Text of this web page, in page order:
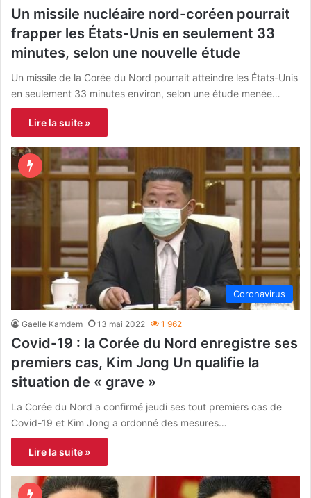
Un missile nucléaire nord-coréen pourrait
frapper les États-Unis en seulement 33
minutes, selon une nouvelle étude
Un missile de la Corée du Nord pourrait atteindre les États-Unis
en seulement 33 minutes environ, selon une étude menée…
Lire la suite »
Coronavirus
Gaelle Kamdem 13 mai 2022 1 962
Covid-19 : la Corée du Nord enregistre ses
premiers cas, Kim Jong Un qualifie la
situation de « grave »
La Corée du Nord a confirmé jeudi ses tout premiers cas de
Covid-19 et Kim Jong a ordonné des mesures…
Lire la suite »